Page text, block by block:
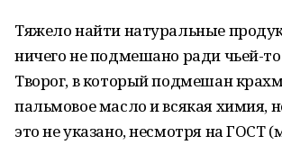
Тяжело найти натуральные
ничего не подмешано ради чьей-
Творог, в который подмешан
пальмовое масло и всякая химия,
это не указано, несмотря на ГОСТ